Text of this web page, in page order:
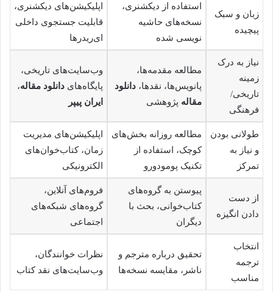
زبان و سبک
پیچیده
استفاده از دیکشنری،
نسخه‌های حاشیه
نویسی شده
اپلیکیشن‌های دیکشنری،
قابلیت جستجوی داخلی
ای‌ریدرها
نیاز به درک
زمینه
تاریخی/
فرهنگی
مطالعه مقدمه‌ها،
پانویس‌ها، نقدها، دانلود
مقاله پژوهشی
وب‌سایت‌های تاریخی،
پایگاه‌های دانلود مقاله،
ایران پیپر
طولانی بودن
و نیاز به
تمرکز
مطالعه روزانه بخش‌های
کوچک، استفاده از
تکنیک پومودورو
اپلیکیشن‌های مدیریت
زمان، کتاب‌خوان‌های
الکترونیکی
از دست
دادن انگیزه
پیوستن به گروه‌های
کتاب‌خوانی، بحث با
دیگران
فروم‌های آنلاین،
گروه‌های شبکه‌های
اجتماعی
انتخاب
ترجمه
مناسب
تحقیق درباره مترجم و
ناشر، مقایسه نسخه‌ها
نظرات خوانندگان،
وب‌سایت‌های نقد کتاب